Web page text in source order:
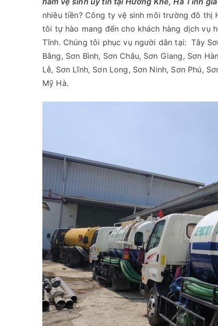
sinh
Hương
Khê,
Hà
Tĩnh
chuyên
nhiêu tiền? Công ty vệ sinh môi trường đô thị
tôi tự hào mang đến cho khách hàng dịch vụ
Tĩnh. Chúng tôi phục vụ người dân tại: Tây
Bằng, Sơn Bình, Sơn Châu, Sơn Giang, Sơn
Lễ, Sơn Lĩnh, Sơn Long, Sơn Ninh, Sơn Phú,
Mỹ Hà.